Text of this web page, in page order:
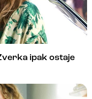
ipak ostaje